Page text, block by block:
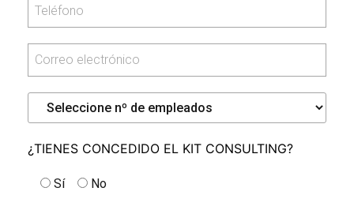
¿TIENES CONCEDIDO EL KIT CONSULTING?
Sí No